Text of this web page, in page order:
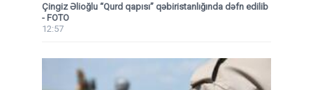
Çingiz Əlioğlu “Qurd qapısı” qəbiristanlığında dəfn edilib
- FOTO
12:57